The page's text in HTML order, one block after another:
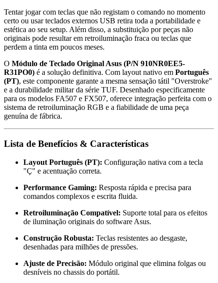
Tentar jogar com teclas que não registam o comando no momento
certo ou usar teclados externos USB retira toda a portabilidade e
estética ao seu setup. Além disso, a substituição por peças não
originais pode resultar em retroiluminação fraca ou teclas que
perdem a tinta em poucos meses.
O Módulo de Teclado Original Asus (P/N 910NR0EE5-
R31PO0) é a solução definitiva. Com layout nativo em Português
(PT), este componente garante a mesma sensação tátil "Overstroke"
e a durabilidade militar da série TUF. Desenhado especificamente
para os modelos FA507 e FX507, oferece integração perfeita com o
sistema de retroiluminação RGB e a fiabilidade de uma peça
genuína de fábrica.
Lista de Benefícios & Características
Layout Português (PT): Configuração nativa com a tecla
"Ç" e acentuação correta.
Performance Gaming: Resposta rápida e precisa para
comandos complexos e escrita fluida.
Retroiluminação Compatível: Suporte total para os efeitos
de iluminação originais do software Asus.
Construção Robusta: Teclas resistentes ao desgaste,
desenhadas para milhões de pressões.
Ajuste de Precisão: Módulo original que elimina folgas ou
desníveis no chassis do portátil.